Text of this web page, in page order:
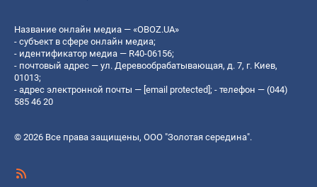
Название онлайн медиа — «OBOZ.UA»
- субъект в сфере онлайн медиа;
- идентификатор медиа — R40-06156;
- почтовый адрес — ул. Деревообрабатывающая, д. 7, г. Киев,
01013;
- адрес электронной почты — [email protected]; - телефон — (044)
585 46 20
© 2026 Все права защищены, ООО "Золотая середина".